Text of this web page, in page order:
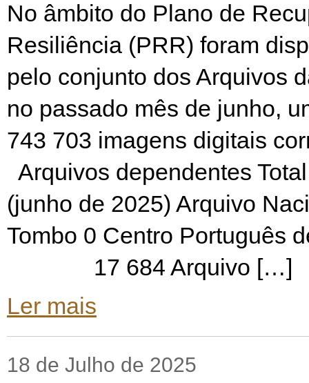
No âmbito do Plano de
Resiliência (PRR) foram
pelo conjunto dos Arquivos
no passado mês de junho,
743 703 imagens digitais
Arquivos dependentes
(junho de 2025) Arquivo
Tombo 0 Centro Português
17 684 Arquivo […]
Ler mais
18 de Julho de 2025